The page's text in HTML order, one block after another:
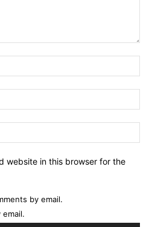
website in this browser for the
by email.